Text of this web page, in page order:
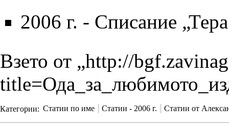
2006 г. - Списание
Взето от „http://
Категории: Статии по име Статии - 2006 г. Статии от